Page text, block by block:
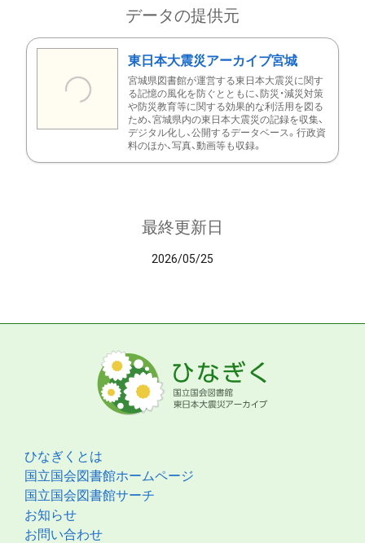
データの提供元
東日本大震災アーカイブ宮城
宮城県図書館が運営する東日本大震災に関す
る記憶の風化を防ぐとともに、防災・減災対策
や防災教育等に関する効果的な利活用を図る
ため、宮城県内の東日本大震災の記録を収集、
デジタル化し、公開するデータベース。行政資
料のほか、写真、動画等も収録。
最終更新日
2026/05/25
ひなぎくとは
国立国会図書館ホームページ
国立国会図書館サーチ
お知らせ
お問い合わせ